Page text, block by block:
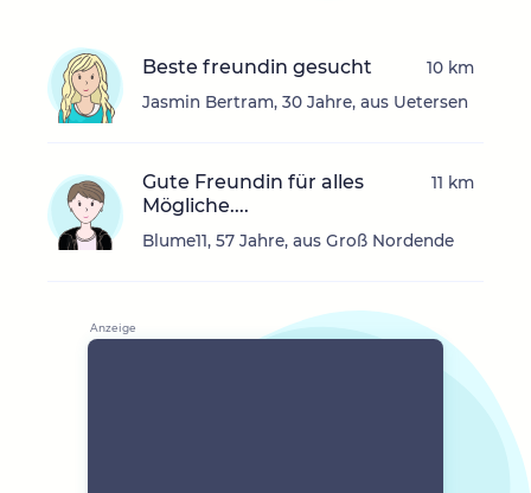
Beste freundin gesucht
Jasmin Bertram, 30 Jahre, aus Uetersen
10 km
Gute Freundin für alles
Mögliche....
Blume11, 57 Jahre, aus Groß Nordende
11 km